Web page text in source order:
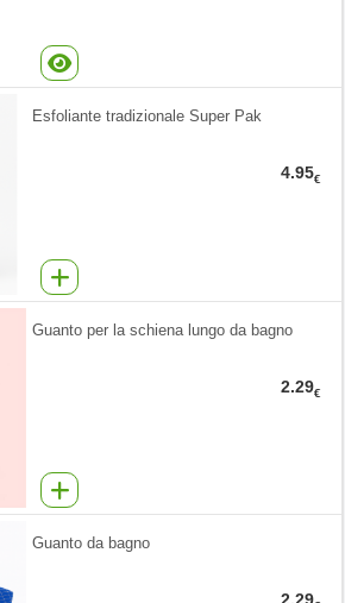
Esfoliante tradizionale Super Pak
4.95€
Guanto per la schiena lungo da bagno
2.29€
Guanto da bagno